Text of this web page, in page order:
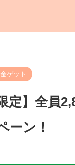
ゲット
定】全員
ーン！